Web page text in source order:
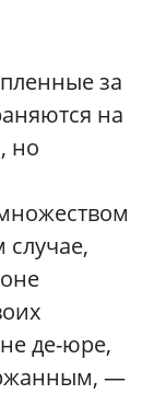
за
на
но
случае,
де-юре,
—